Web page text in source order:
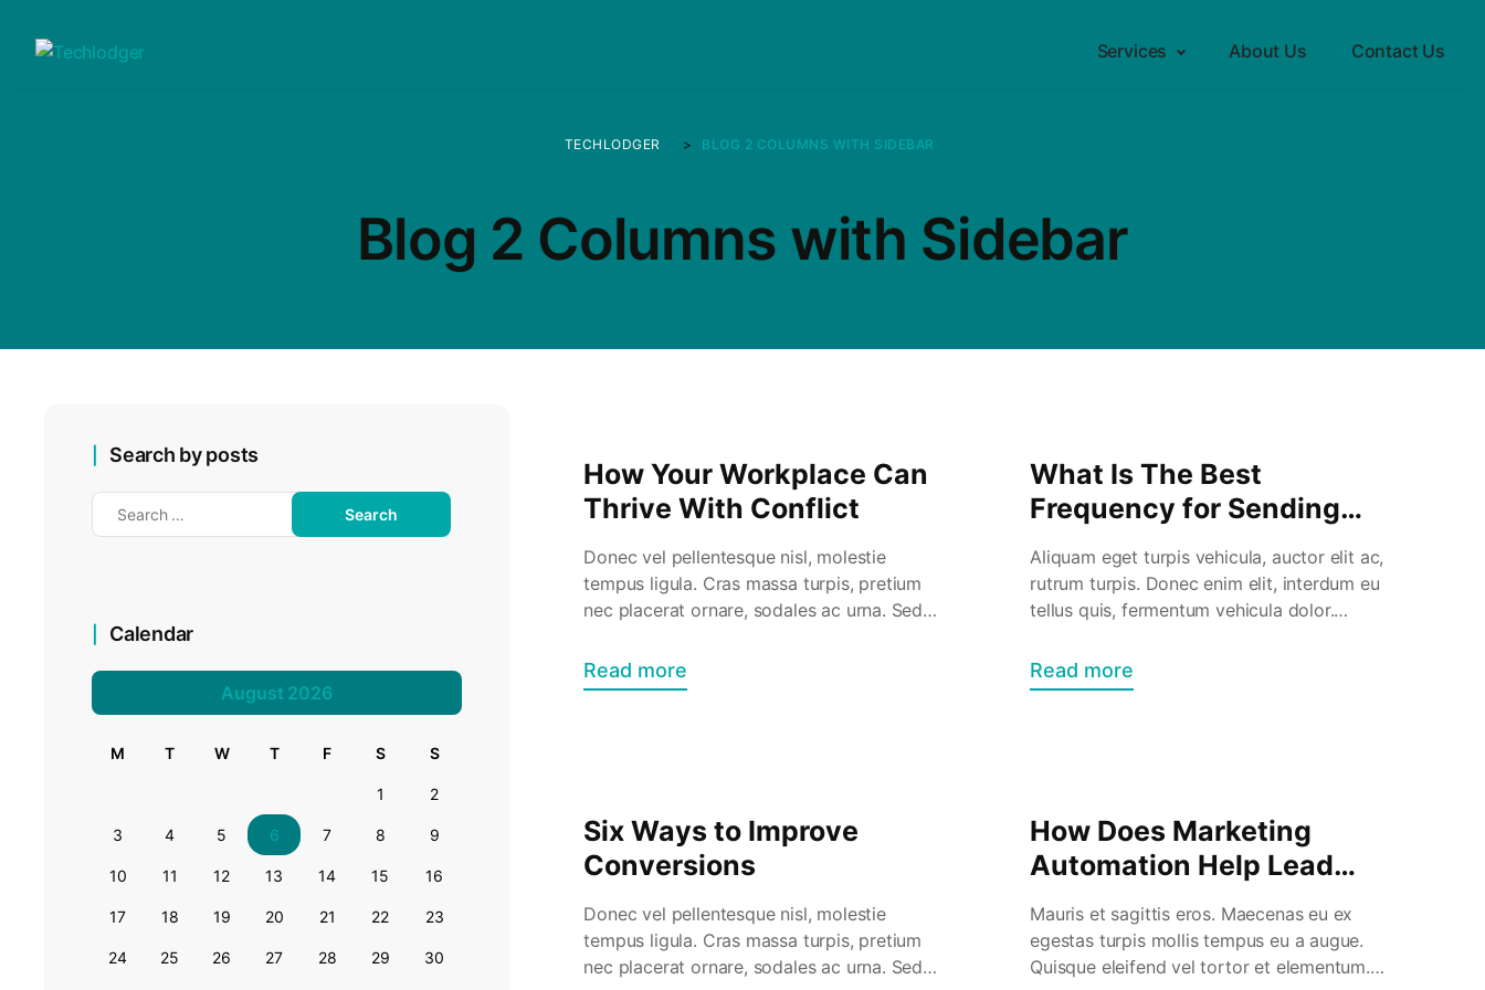
Services About Us Contact Us
Blog 2 Columns with Sidebar
TECHLODGER > BLOG 2 COLUMNS WITH SIDEBAR
How Your Workplace Can
Thrive With Conflict
Donec vel pellentesque nisl, molestie
tempus ligula. Cras massa turpis, pretium
nec placerat ornare, sodales ac urna. Sed
bibendum lorem nisi, et efficitur sapien
dapibus sed. Suspendisse iaculis erat ut
Read more
What Is The Best
Frequency for Sending
Marketing Emails?
Aliquam eget turpis vehicula, auctor elit ac,
rutrum turpis. Donec enim elit, interdum eu
tellus quis, fermentum vehicula dolor.
vitae eros efficitur accumsan. Phasellus
scelerisque, massa ut venenatis tristique,
Read more
Six Ways to Improve
Conversions
Donec vel pellentesque nisl, molestie
tempus ligula. Cras massa turpis, pretium
nec placerat ornare, sodales ac urna. Sed
How Does Marketing
Automation Help Lead
Generation?
Mauris et sagittis eros. Maecenas eu ex
egestas turpis mollis tempus eu a augue.
Quisque eleifend vel tortor et elementum.
Search by posts
Calendar
August 2026
M T W T F S S
1 2
3 4 5 6 7 8 9
10 11 12 13 14 15 16
17 18 19 20 21 22 23
24 25 26 27 28 29 30